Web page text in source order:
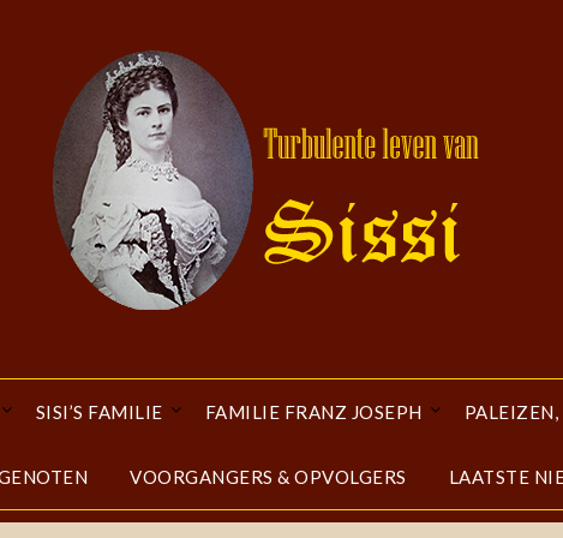
SISI’S FAMILIE FAMILIE FRANZ JOSEPH
VOORGANGERS & OPVOLGERS LAATSTE